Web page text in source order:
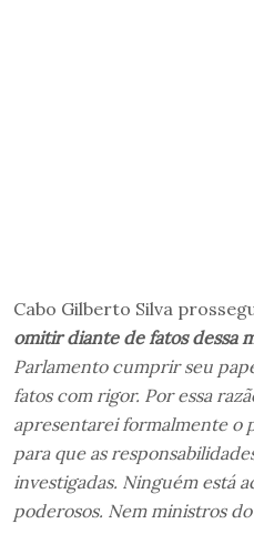
Cabo Gilberto Silva
omitir diante de fatos dessa
Parlamento cumprir seu
fatos com rigor. Por essa
apresentarei formalmente o
para que as
investigadas. Ninguém está
poderosos. Nem ministros